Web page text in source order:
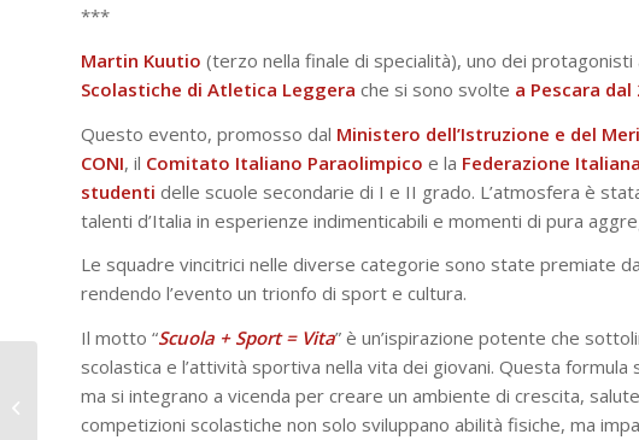
***
Martin Kuutio (terzo nella finale di specialità), uno dei protagonisti
Scolastiche di Atletica Leggera che si sono svolte a Pescara dal
Questo evento, promosso dal Ministero dell’Istruzione e del
CONI, il Comitato Italiano Paraolimpico e la Federazione
studenti delle scuole secondarie di I e II grado. L’atmosfera è
talenti d’Italia in esperienze indimenticabili e momenti di pura
Le squadre vincitrici nelle diverse categorie sono state premiate
rendendo l’evento un trionfo di sport e cultura.
Il motto “Scuola + Sport = Vita” è un’ispirazione potente che
scolastica e l’attività sportiva nella vita dei giovani. Questa
ma si integrano a vicenda per creare un ambiente di crescita,
competizioni scolastiche non solo sviluppano abilità fisiche, ma
CFP Agnelli: Green is
NOW!